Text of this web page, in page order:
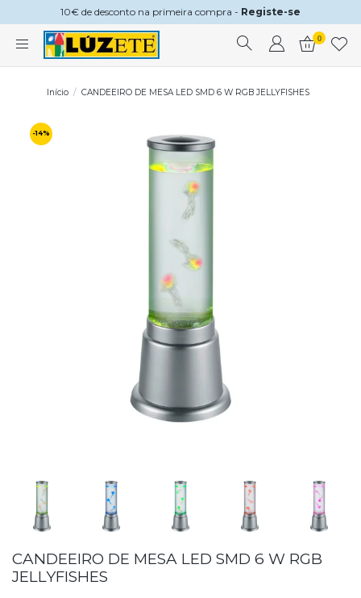
10€ de desconto na primeira compra - Registe-se
0
Início CANDEEIRO DE MESA LED SMD 6 W RGB JELLYFISHES
-14%
CANDEEIRO DE MESA LED SMD 6 W RGB
JELLYFISHES